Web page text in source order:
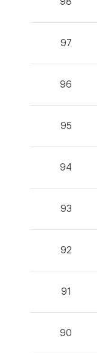
97
96
95
94
93
92
91
90